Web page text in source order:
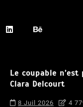
Le coupable n’est
Clara Delcourt
8 Juil 2026 4